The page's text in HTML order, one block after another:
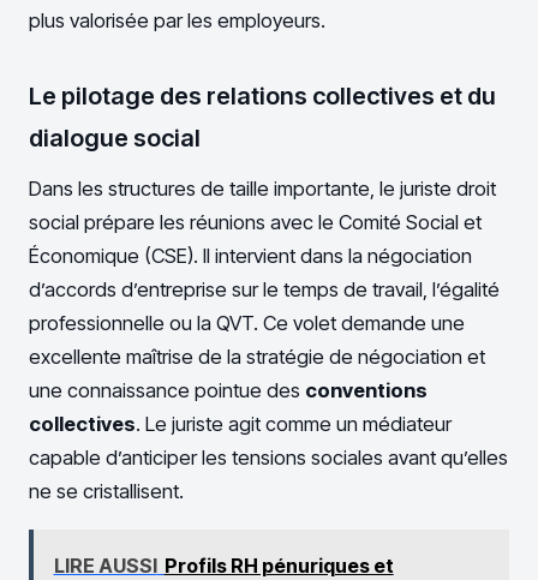
plus valorisée par les employeurs.
Le pilotage des relations collectives et du
dialogue social
Dans les structures de taille importante, le juriste droit
social prépare les réunions avec le Comité Social et
Économique (CSE). Il intervient dans la négociation
d’accords d’entreprise sur le temps de travail, l’égalité
professionnelle ou la QVT. Ce volet demande une
excellente maîtrise de la stratégie de négociation et
une connaissance pointue des conventions
collectives. Le juriste agit comme un médiateur
capable d’anticiper les tensions sociales avant qu’elles
ne se cristallisent.
LIRE AUSSI Profils RH pénuriques et